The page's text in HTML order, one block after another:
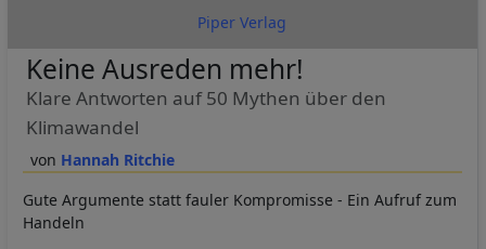
Piper Verlag
Hannah Ritchie
Keine Ausreden mehr!
Klare Antworten auf 50 Mythen über den
Klimawandel
Gute Argumente statt fauler Kompromisse - Ein Aufruf zum
Handeln